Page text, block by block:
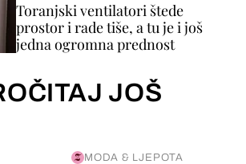
Toranjski ventilatori štede
prostor i rade tiše, a tu je i još
jedna ogromna prednost
JOŠ
MODA & LJEPOTA